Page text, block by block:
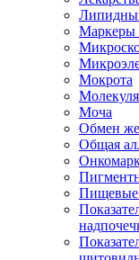
Маркеры
Мокрота
Моча
Обмен
Общая
Пищевые